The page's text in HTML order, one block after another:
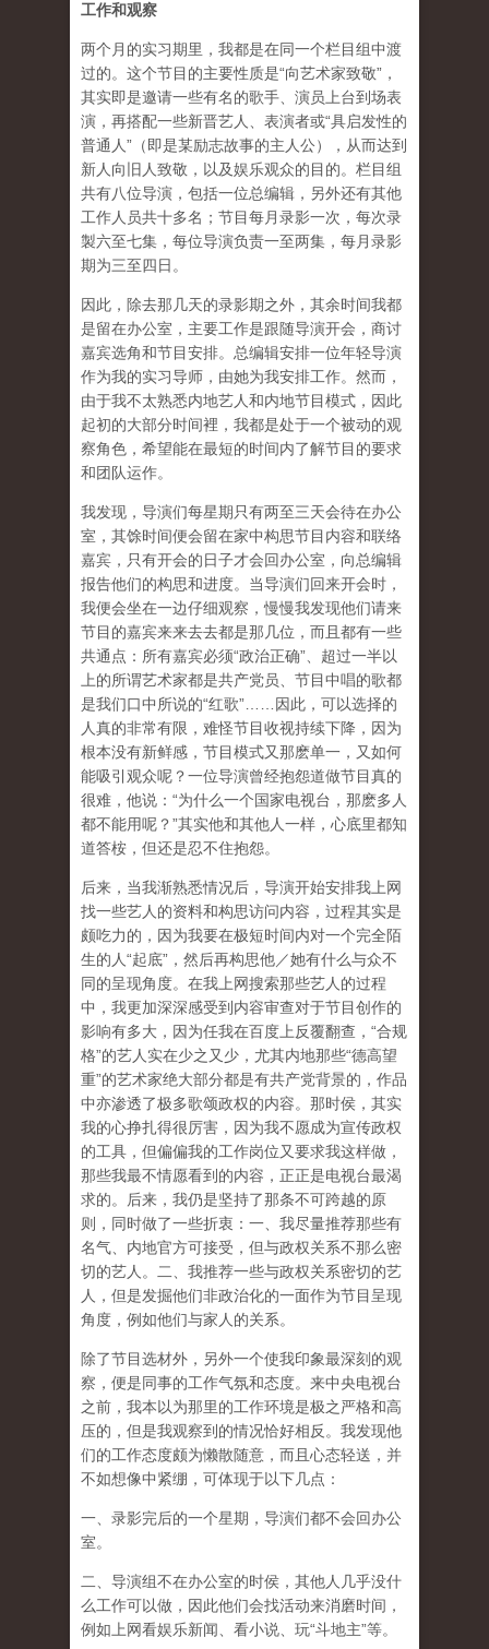
工作和观察
两个月的实习期里，我都是在同一个栏目组中渡
过的。这个节目的主要性质是“向艺术家致敬”，
其实即是邀请一些有名的歌手、演员上台到场表
演，再搭配一些新晋艺人、表演者或“具启发性的
普通人”（即是某励志故事的主人公），从而达到
新人向旧人致敬，以及娱乐观众的目的。栏目组
共有八位导演，包括一位总编辑，另外还有其他
工作人员共十多名；节目每月录影一次，每次录
製六至七集，每位导演负责一至两集，每月录影
期为三至四日。
因此，除去那几天的录影期之外，其余时间我都
是留在办公室，主要工作是跟随导演开会，商讨
嘉宾选角和节目安排。总编辑安排一位年轻导演
作为我的实习导师，由她为我安排工作。然而，
由于我不太熟悉内地艺人和内地节目模式，因此
起初的大部分时间裡，我都是处于一个被动的观
察角色，希望能在最短的时间内了解节目的要求
和团队运作。
我发现，导演们每星期只有两至三天会待在办公
室，其馀时间便会留在家中构思节目内容和联络
嘉宾，只有开会的日子才会回办公室，向总编辑
报告他们的构思和进度。当导演们回来开会时，
我便会坐在一边仔细观察，慢慢我发现他们请来
节目的嘉宾来来去去都是那几位，而且都有一些
共通点：所有嘉宾必须“政治正确”、超过一半以
上的所谓艺术家都是共产党员、节目中唱的歌都
是我们口中所说的“红歌”……因此，可以选择的
人真的非常有限，难怪节目收视持续下降，因为
根本没有新鲜感，节目模式又那麽单一，又如何
能吸引观众呢？一位导演曾经抱怨道做节目真的
很难，他说：“为什么一个国家电视台，那麽多人
都不能用呢？”其实他和其他人一样，心底里都知
道答桉，但还是忍不住抱怨。
后来，当我渐熟悉情况后，导演开始安排我上网
找一些艺人的资料和构思访问内容，过程其实是
颇吃力的，因为我要在极短时间内对一个完全陌
生的人“起底”，然后再构思他／她有什么与众不
同的呈现角度。在我上网搜索那些艺人的过程
中，我更加深深感受到内容审查对于节目创作的
影响有多大，因为任我在百度上反覆翻查，“合规
格”的艺人实在少之又少，尤其内地那些“德高望
重”的艺术家绝大部分都是有共产党背景的，作品
中亦渗透了极多歌颂政权的内容。那时侯，其实
我的心挣扎得很厉害，因为我不愿成为宣传政权
的工具，但偏偏我的工作岗位又要求我这样做，
那些我最不情愿看到的内容，正正是电视台最渴
求的。后来，我仍是坚持了那条不可跨越的原
则，同时做了一些折衷：一、我尽量推荐那些有
名气、内地官方可接受，但与政权关系不那么密
切的艺人。二、我推荐一些与政权关系密切的艺
人，但是发掘他们非政治化的一面作为节目呈现
角度，例如他们与家人的关系。
除了节目选材外，另外一个使我印象最深刻的观
察，便是同事的工作气氛和态度。来中央电视台
之前，我本以为那里的工作环境是极之严格和高
压的，但是我观察到的情况恰好相反。我发现他
们的工作态度颇为懒散随意，而且心态轻送，并
不如想像中紧绷，可体现于以下几点：
一、录影完后的一个星期，导演们都不会回办公
室。
二、导演组不在办公室的时侯，其他人几乎没什
么工作可以做，因此他们会找活动来消磨时间，
例如上网看娱乐新闻、看小说、玩“斗地主”等。